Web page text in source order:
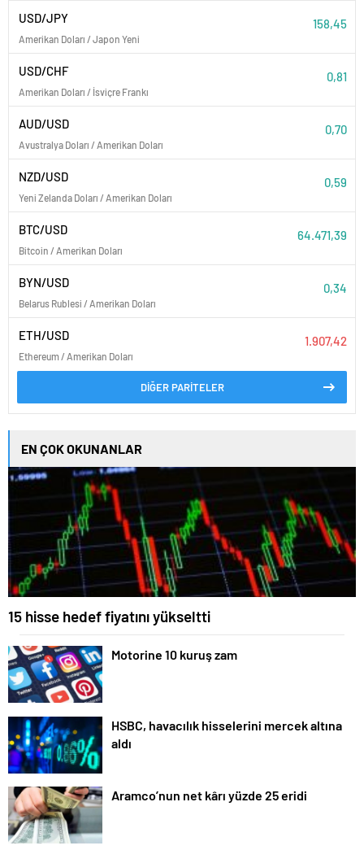
USD/JPY
Amerikan Doları / Japon Yeni
158,45
USD/CHF
Amerikan Doları / İsviçre Frankı
0,81
AUD/USD
Avustralya Doları / Amerikan Doları
0,70
NZD/USD
Yeni Zelanda Doları / Amerikan Doları
0,59
BTC/USD
Bitcoin / Amerikan Doları
64.471,39
BYN/USD
Belarus Rublesi / Amerikan Doları
0,34
ETH/USD
Ethereum / Amerikan Doları
1.907,42
DİĞER PARİTELER
EN ÇOK OKUNANLAR
15 hisse hedef fiyatını yükseltti
Motorine 10 kuruş zam
HSBC, havacılık hisselerini mercek altına
aldı
Aramco’nun net kârı yüzde 25 eridi